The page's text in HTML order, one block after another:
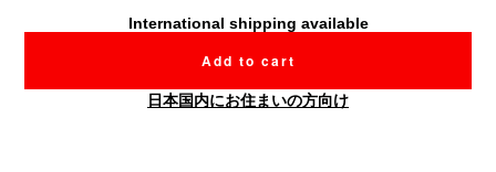
International shipping available
Add to cart
日本国内にお住まいの方向け